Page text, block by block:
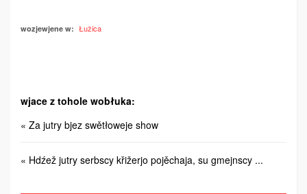
wozjewjene w: Łužica
wjace z tohole wobłuka:
« Za jutry bjez swětłoweje show
« Hdźež jutry serbscy křižerjo pojěchaja, su gmejnscy ...